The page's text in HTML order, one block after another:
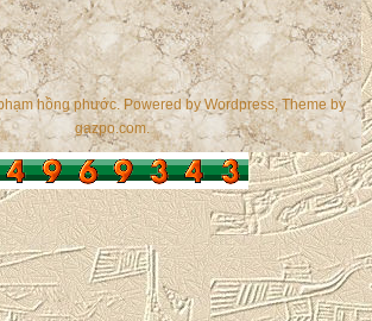
hồng phước. Powered byWordpress, Theme by
gazpo.com.